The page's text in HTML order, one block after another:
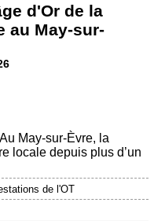
d'Or de la
au May-sur-
May-sur-Èvre, la
locale depuis plus d’un
de l'OT